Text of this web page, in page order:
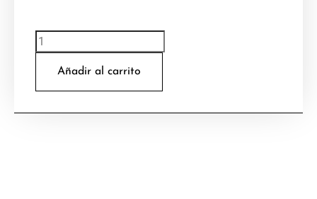
Añadir al carrito